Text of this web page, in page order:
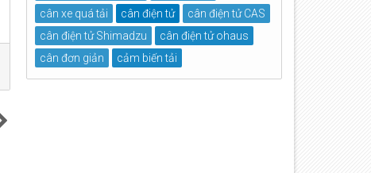
cân xe quá tải
cân điện tử
cân điện tử CAS
cân điện tử Shimadzu
cân điện tử ohaus
cân đơn giản
cảm biến tải